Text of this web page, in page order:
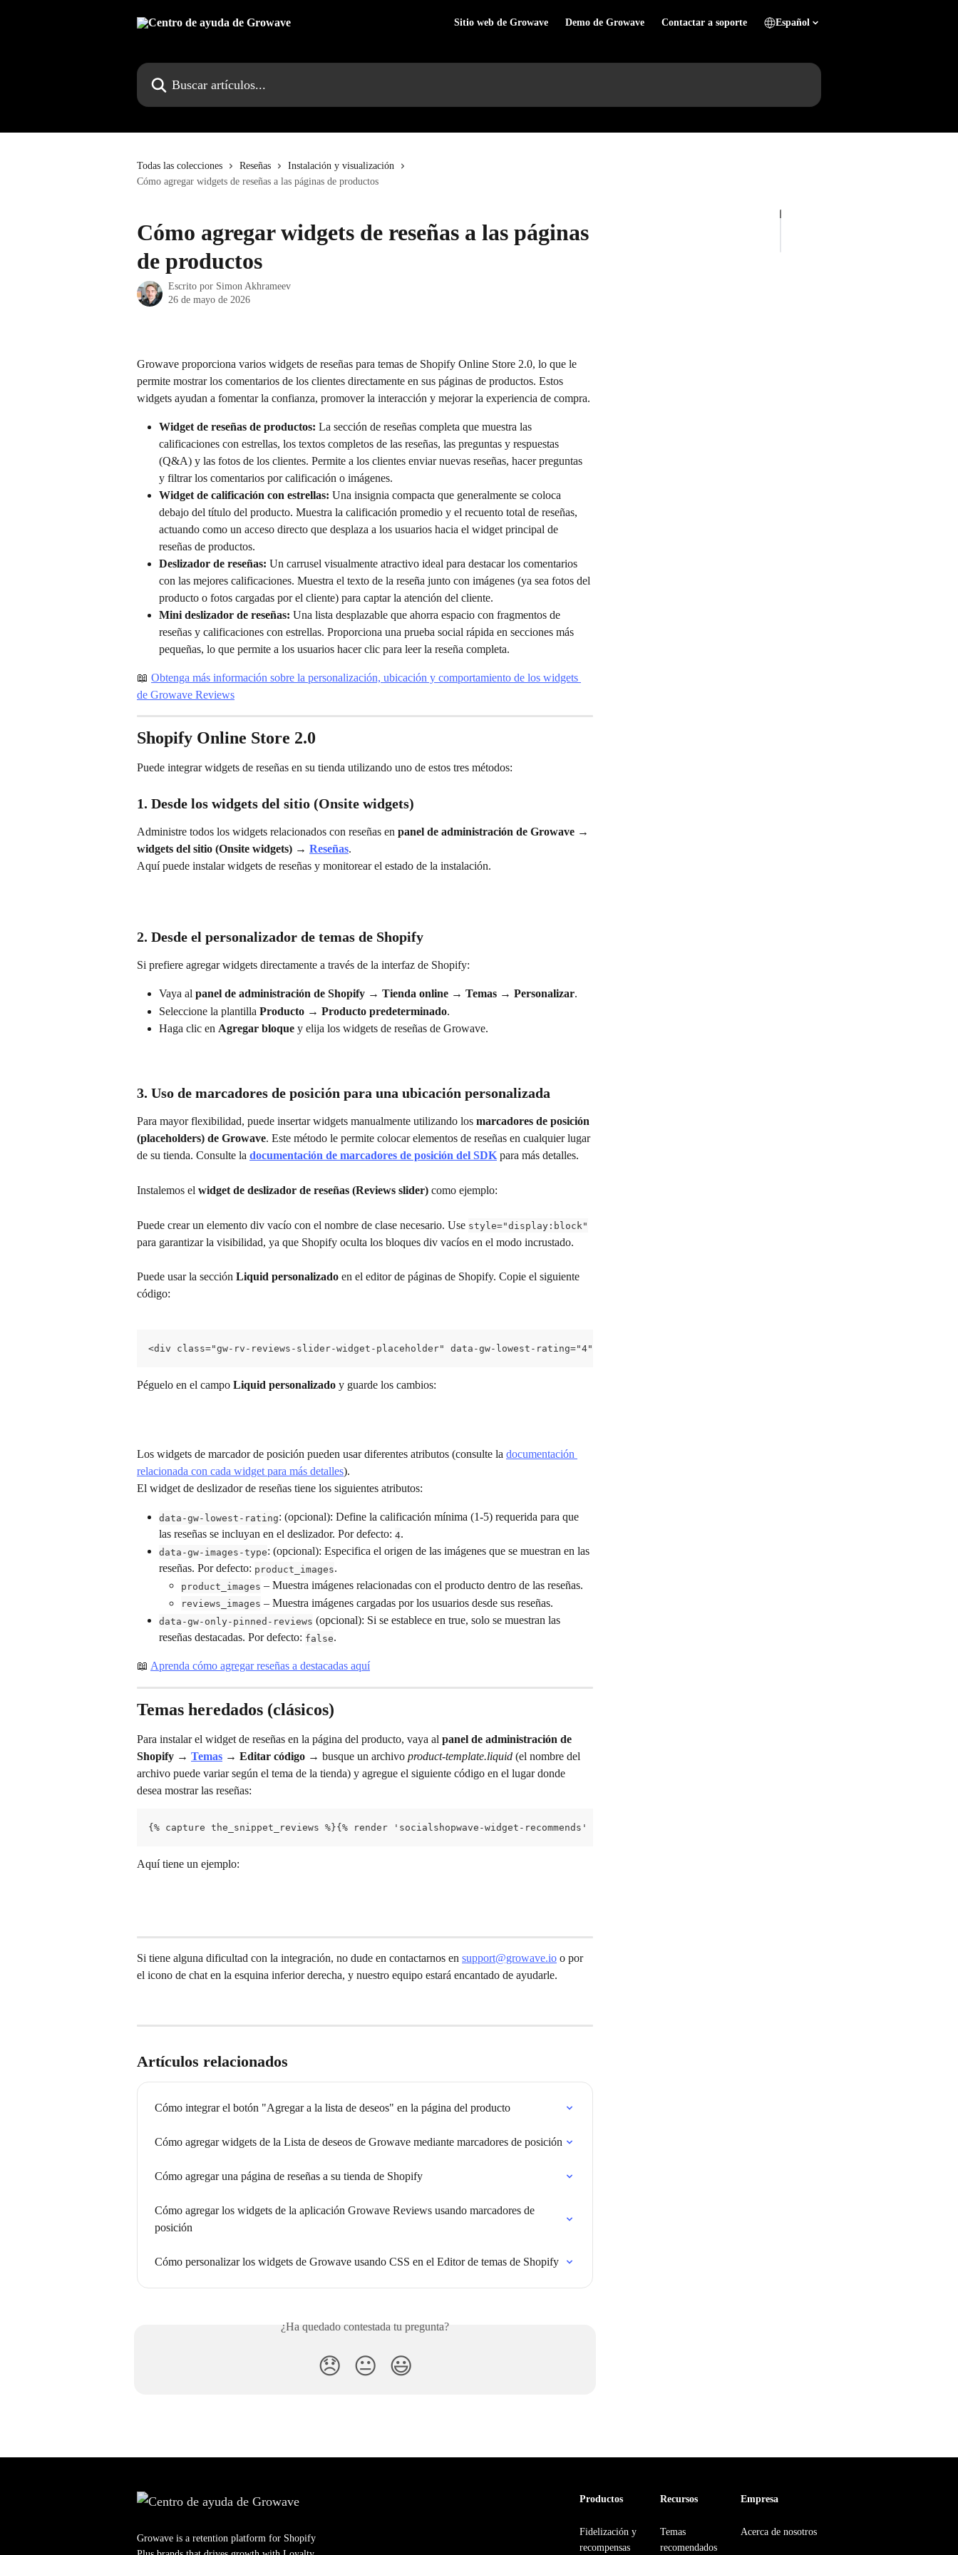
Sitio web de Growave Demo de Growave Contactar a soporte Español
Buscar artículos...
Todas las colecciones Reseñas
Instalación y visualización
Cómo agregar widgets de reseñas a las páginas de productos
Cómo agregar widgets de reseñas a las páginas
de productos
Escrito por Simon Akhrameev
26 de mayo de 2026
Growave proporciona varios widgets de reseñas para temas de Shopify Online Store 2.0, lo que le
permite mostrar los comentarios de los clientes directamente en sus páginas de productos. Estos
widgets ayudan a fomentar la confianza, promover la interacción y mejorar la experiencia de compra.
Widget de reseñas de productos: La sección de reseñas completa que muestra las
calificaciones con estrellas, los textos completos de las reseñas, las preguntas y respuestas
(Q&A) y las fotos de los clientes. Permite a los clientes enviar nuevas reseñas, hacer preguntas
y filtrar los comentarios por calificación o imágenes.
Widget de calificación con estrellas: Una insignia compacta que generalmente se coloca
debajo del título del producto. Muestra la calificación promedio y el recuento total de reseñas,
actuando como un acceso directo que desplaza a los usuarios hacia el widget principal de
reseñas de productos.
Deslizador de reseñas: Un carrusel visualmente atractivo ideal para destacar los comentarios
con las mejores calificaciones. Muestra el texto de la reseña junto con imágenes (ya sea fotos del
producto o fotos cargadas por el cliente) para captar la atención del cliente.
Mini deslizador de reseñas: Una lista desplazable que ahorra espacio con fragmentos de
reseñas y calificaciones con estrellas. Proporciona una prueba social rápida en secciones más
pequeñas, lo que permite a los usuarios hacer clic para leer la reseña completa.
📖 Obtenga más información sobre la personalización, ubicación y comportamiento de los widgets
de Growave Reviews
Shopify Online Store 2.0
Puede integrar widgets de reseñas en su tienda utilizando uno de estos tres métodos:
1. Desde los widgets del sitio (Onsite widgets)
Administre todos los widgets relacionados con reseñas en panel de administración de Growave →
widgets del sitio (Onsite widgets) → Reseñas.
Aquí puede instalar widgets de reseñas y monitorear el estado de la instalación.
2. Desde el personalizador de temas de Shopify
Si prefiere agregar widgets directamente a través de la interfaz de Shopify:
Vaya al panel de administración de Shopify → Tienda online → Temas → Personalizar.
Seleccione la plantilla Producto → Producto predeterminado.
Haga clic en Agregar bloque y elija los widgets de reseñas de Growave.
3. Uso de marcadores de posición para una ubicación personalizada
Para mayor flexibilidad, puede insertar widgets manualmente utilizando los marcadores de posición
(placeholders) de Growave. Este método le permite colocar elementos de reseñas en cualquier lugar
de su tienda. Consulte la documentación de marcadores de posición del SDK para más detalles.
Instalemos el widget de deslizador de reseñas (Reviews slider) como ejemplo:
Puede crear un elemento div vacío con el nombre de clase necesario. Use style="display:block"
para garantizar la visibilidad, ya que Shopify oculta los bloques div vacíos en el modo incrustado.
Puede usar la sección Liquid personalizado en el editor de páginas de Shopify. Copie el siguiente
código:
<div class="gw-rv-reviews-slider-widget-placeholder" data-gw-lowest-rating="4" data-gw-only-pinned-reviews="true" style="display: block" ></
Péguelo en el campo Liquid personalizado y guarde los cambios:
Los widgets de marcador de posición pueden usar diferentes atributos (consulte la documentación
relacionada con cada widget para más detalles).
El widget de deslizador de reseñas tiene los siguientes atributos:
data-gw-lowest-rating: (opcional): Define la calificación mínima (1-5) requerida para que
las reseñas se incluyan en el deslizador. Por defecto: 4.
data-gw-images-type: (opcional): Especifica el origen de las imágenes que se muestran en las
reseñas. Por defecto: product_images.
product_images – Muestra imágenes relacionadas con el producto dentro de las reseñas.
reviews_images – Muestra imágenes cargadas por los usuarios desde sus reseñas.
data-gw-only-pinned-reviews (opcional): Si se establece en true, solo se muestran las
reseñas destacadas. Por defecto: false.
📖 Aprenda cómo agregar reseñas a destacadas aquí
Temas heredados (clásicos)
Para instalar el widget de reseñas en la página del producto, vaya al panel de administración de
Shopify → Temas → Editar código → busque un archivo product-template.liquid (el nombre del
archivo puede variar según el tema de la tienda) y agregue el siguiente código en el lugar donde
desea mostrar las reseñas:
{% capture the_snippet_reviews %}{% render 'socialshopwave-widget-recommends' with 1 %}{% endcapture %} {% unless the_snippet_reviews
Aquí tiene un ejemplo:
Si tiene alguna dificultad con la integración, no dude en contactarnos en support@growave.io o por
el icono de chat en la esquina inferior derecha, y nuestro equipo estará encantado de ayudarle.
Artículos relacionados
Cómo integrar el botón "Agregar a la lista de deseos" en la página del producto
Cómo agregar widgets de la Lista de deseos de Growave mediante marcadores de posición
Cómo agregar una página de reseñas a su tienda de Shopify
Cómo agregar los widgets de la aplicación Growave Reviews usando marcadores de
posición
Cómo personalizar los widgets de Growave usando CSS en el Editor de temas de Shopify
¿Ha quedado contestada tu pregunta?
😞 😐 😃
Growave is a retention platform for Shopify
Productos
Fidelización y
recompensas
Recursos
Temas
recomendados
Empresa
Acerca de nosotros